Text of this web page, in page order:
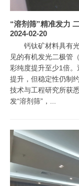
“溶剂筛”精准发力
2024-02-20
钙钛矿材料具有
见的有机发光二极管
彩纯度提升至少1倍
提升，但稳定性仍制
技术与工程研究所获
发“溶剂筛”，...